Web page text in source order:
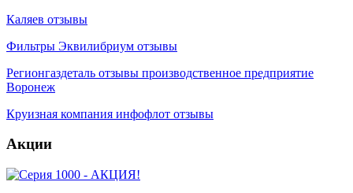
Каляев отзывы
Фильтры Эквилибриум отзывы
Регионгаздеталь отзывы производственное предприятие
Воронеж
Круизная компания инфофлот отзывы
Акции